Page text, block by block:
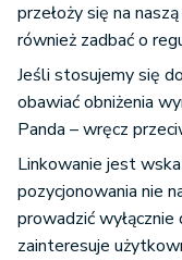
przełoży się na
również zadbać o
Jeśli stosujemy się
obawiać obniżenia
Panda – wręcz
Linkowanie jest
pozycjonowania nie
prowadzić
zainteresuje